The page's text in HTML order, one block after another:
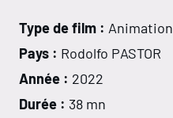
Type de film : Animation
Pays : Rodolfo PASTOR
Année : 2022
Durée : 38 mn